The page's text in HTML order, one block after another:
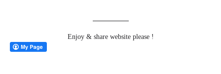
Enjoy & share website please !